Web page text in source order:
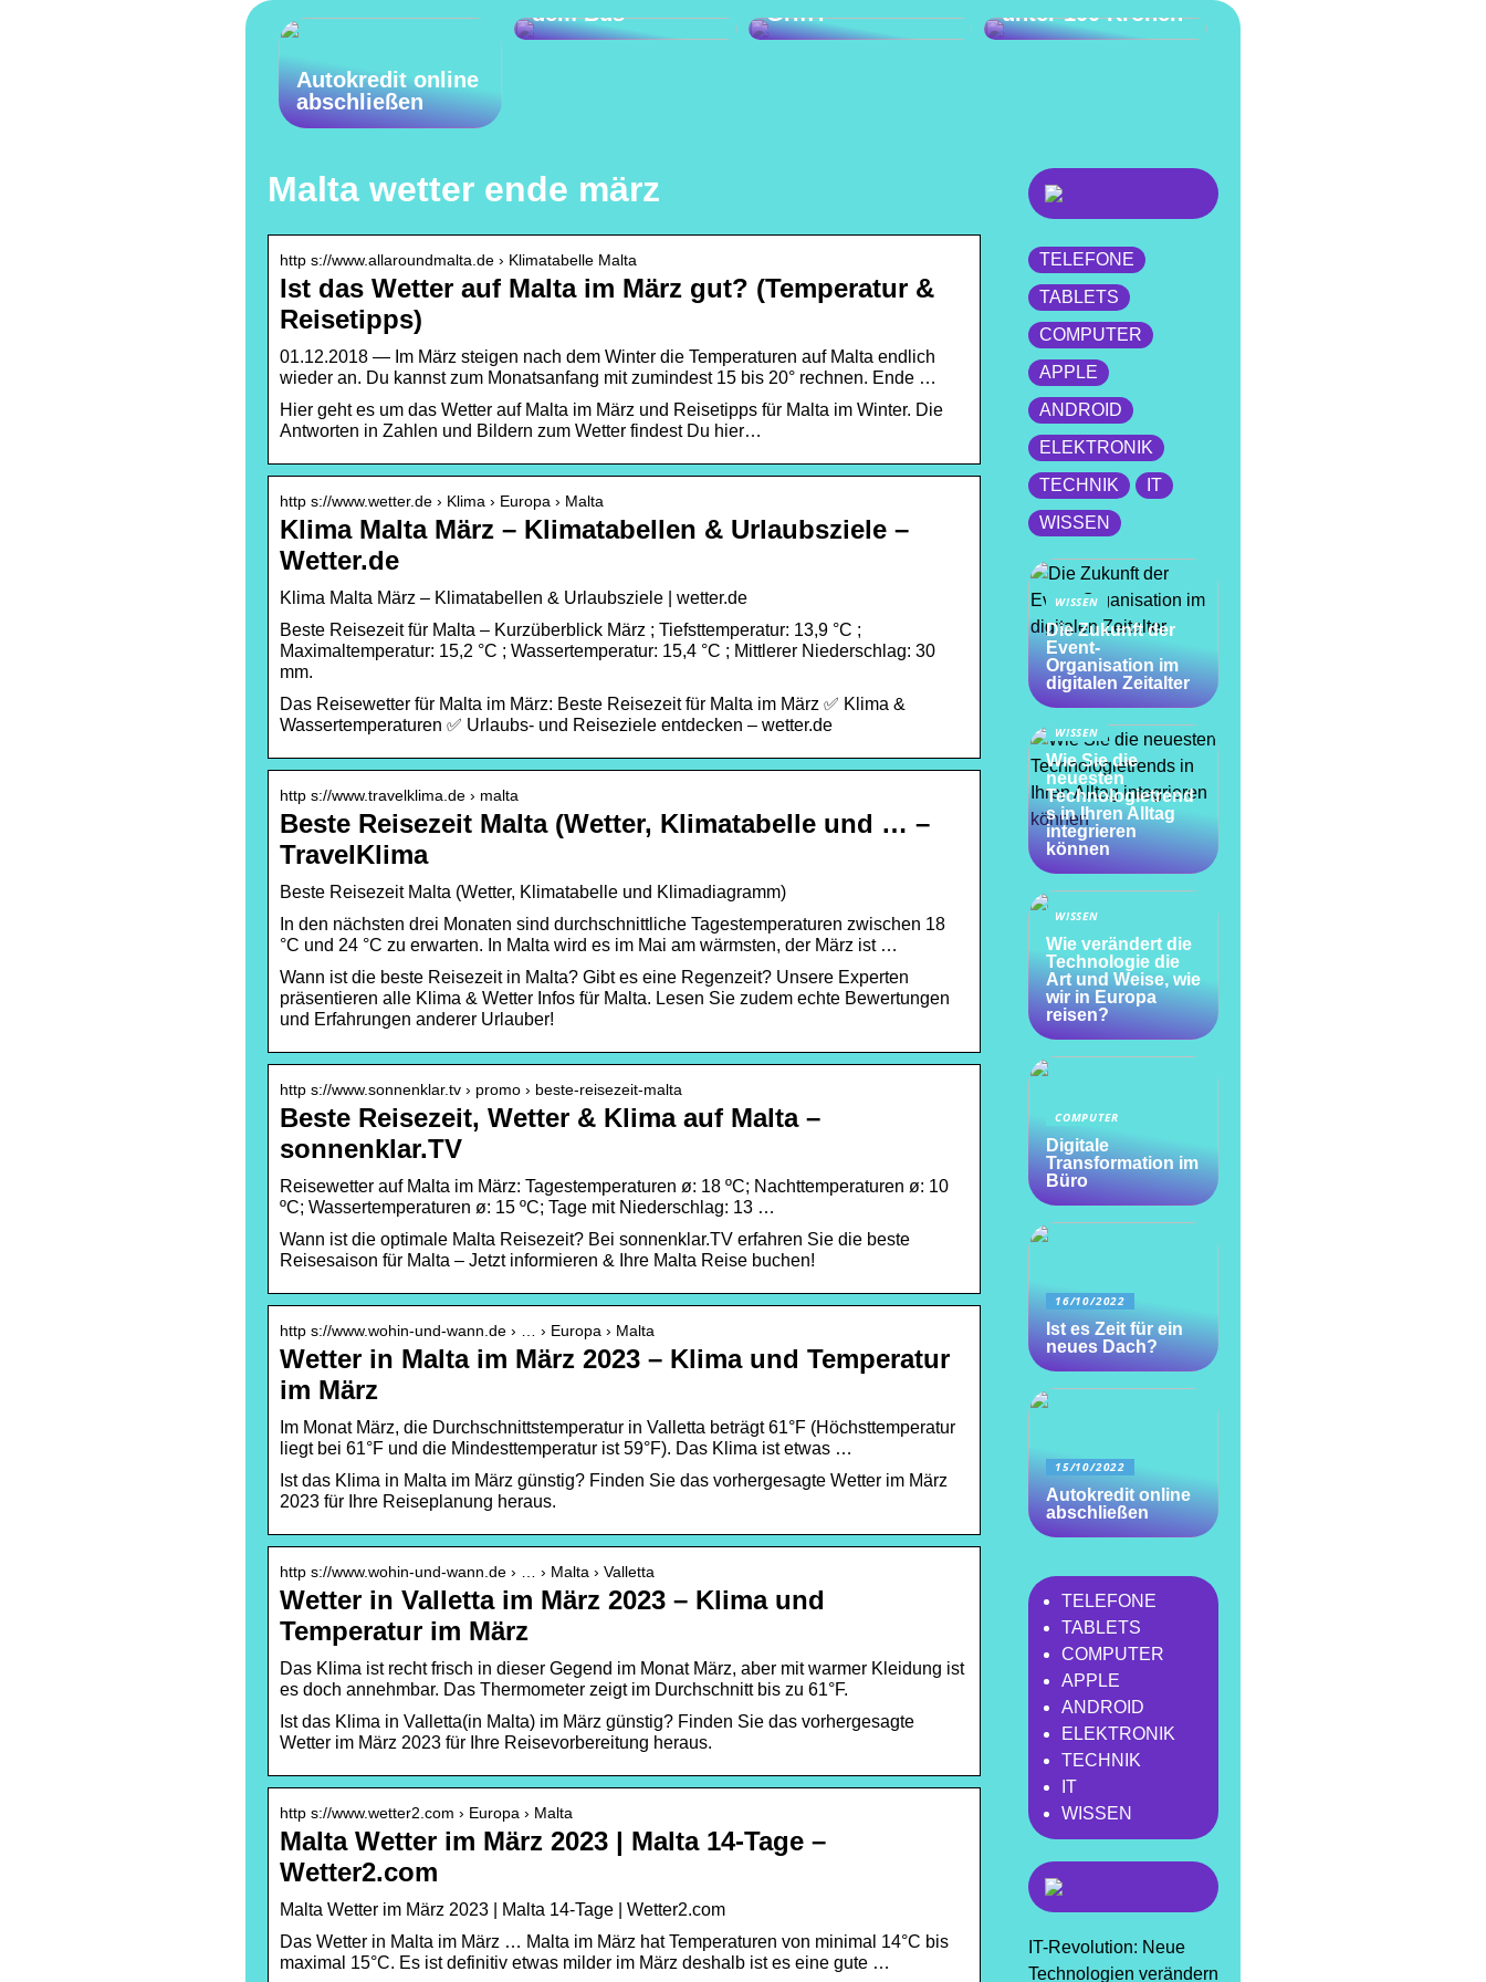
Autokredit online
abschließen
dem Bus
Griff?
unter 100 Kronen
Malta wetter ende märz
http s://www.allaroundmalta.de › Klimatabelle Malta
Ist das Wetter auf Malta im März gut? (Temperatur &
Reisetipps)
01.12.2018 — Im März steigen nach dem Winter die Temperaturen auf Malta endlich
wieder an. Du kannst zum Monatsanfang mit zumindest 15 bis 20° rechnen. Ende …
Hier geht es um das Wetter auf Malta im März und Reisetipps für Malta im Winter. Die
Antworten in Zahlen und Bildern zum Wetter findest Du hier…
http s://www.wetter.de › Klima › Europa › Malta
Klima Malta März – Klimatabellen & Urlaubsziele –
Wetter.de
Klima Malta März – Klimatabellen & Urlaubsziele | wetter.de
Beste Reisezeit für Malta – Kurzüberblick März ; Tiefsttemperatur: 13,9 °C ;
Maximaltemperatur: 15,2 °C ; Wassertemperatur: 15,4 °C ; Mittlerer Niederschlag: 30
mm.
Das Reisewetter für Malta im März: Beste Reisezeit für Malta im März ✅ Klima &
Wassertemperaturen ✅ Urlaubs- und Reiseziele entdecken – wetter.de
http s://www.travelklima.de › malta
Beste Reisezeit Malta (Wetter, Klimatabelle und … –
TravelKlima
Beste Reisezeit Malta (Wetter, Klimatabelle und Klimadiagramm)
In den nächsten drei Monaten sind durchschnittliche Tagestemperaturen zwischen 18
°C und 24 °C zu erwarten. In Malta wird es im Mai am wärmsten, der März ist …
Wann ist die beste Reisezeit in Malta? Gibt es eine Regenzeit? Unsere Experten
präsentieren alle Klima & Wetter Infos für Malta. Lesen Sie zudem echte Bewertungen
und Erfahrungen anderer Urlauber!
http s://www.sonnenklar.tv › promo › beste-reisezeit-malta
Beste Reisezeit, Wetter & Klima auf Malta –
sonnenklar.TV
Reisewetter auf Malta im März: Tagestemperaturen ø: 18 ºC; Nachttemperaturen ø: 10
ºC; Wassertemperaturen ø: 15 ºC; Tage mit Niederschlag: 13 …
Wann ist die optimale Malta Reisezeit? Bei sonnenklar.TV erfahren Sie die beste
Reisesaison für Malta – Jetzt informieren & Ihre Malta Reise buchen!
http s://www.wohin-und-wann.de › … › Europa › Malta
Wetter in Malta im März 2023 – Klima und Temperatur
im März
Im Monat März, die Durchschnittstemperatur in Valletta beträgt 61°F (Höchsttemperatur
liegt bei 61°F und die Mindesttemperatur ist 59°F). Das Klima ist etwas …
Ist das Klima in Malta im März günstig? Finden Sie das vorhergesagte Wetter im März
2023 für Ihre Reiseplanung heraus.
http s://www.wohin-und-wann.de › … › Malta › Valletta
Wetter in Valletta im März 2023 – Klima und
Temperatur im März
Das Klima ist recht frisch in dieser Gegend im Monat März, aber mit warmer Kleidung ist
es doch annehmbar. Das Thermometer zeigt im Durchschnitt bis zu 61°F.
Ist das Klima in Valletta(in Malta) im März günstig? Finden Sie das vorhergesagte
Wetter im März 2023 für Ihre Reisevorbereitung heraus.
http s://www.wetter2.com › Europa › Malta
Malta Wetter im März 2023 | Malta 14-Tage –
Wetter2.com
Malta Wetter im März 2023 | Malta 14-Tage | Wetter2.com
Das Wetter in Malta im März … Malta im März hat Temperaturen von minimal 14°C bis
maximal 15°C. Es ist definitiv etwas milder im März deshalb ist es eine gute …
TELEFONE
TABLETS
COMPUTER
APPLE
ANDROID
ELEKTRONIK
TECHNIK
IT
WISSEN
WISSEN
Die Zukunft der
Event-
Organisation im
digitalen Zeitalter
WISSEN
Wie Sie die
neuesten
Technologietrend
s in Ihren Alltag
integrieren
können
WISSEN
Wie verändert die
Technologie die
Art und Weise, wie
wir in Europa
reisen?
COMPUTER
Digitale
Transformation im
Büro
16/10/2022
Ist es Zeit für ein
neues Dach?
15/10/2022
Autokredit online
abschließen
TELEFONE
TABLETS
COMPUTER
APPLE
ANDROID
ELEKTRONIK
TECHNIK
IT
WISSEN
IT-Revolution: Neue
Technologien verändern